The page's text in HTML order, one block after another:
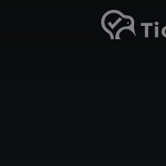
Passer au contenu principal